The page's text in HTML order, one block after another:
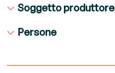
Soggetto produttore
Persone